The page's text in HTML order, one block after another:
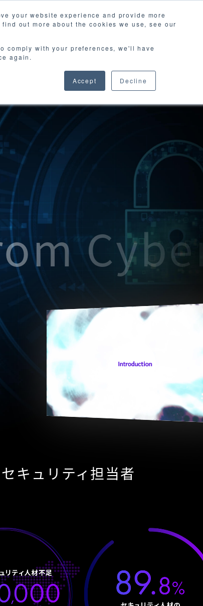
your website experience and provide more
out more about the cookies we use, see our
comply with your preferences, we'll have
again.
Accept Decline
資料請求
Cyber
キュリティ担当者